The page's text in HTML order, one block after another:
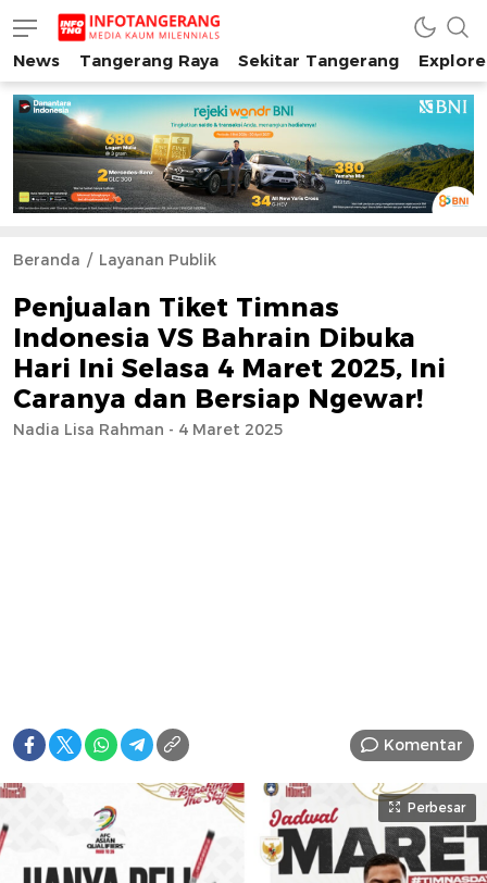
INFO TANGERANG
Media Kaum Millenials Tangerang Raya
News Tangerang Raya Sekitar Tangerang
Beranda Layanan Publik
Penjualan Tiket Timnas
Indonesia VS Bahrain Dibuka
Hari Ini Selasa 4 Maret 2025, Ini
Caranya dan Bersiap Ngewar!
Nadia Lisa Rahman - 4 Maret 2025
Komentar
Perbesar